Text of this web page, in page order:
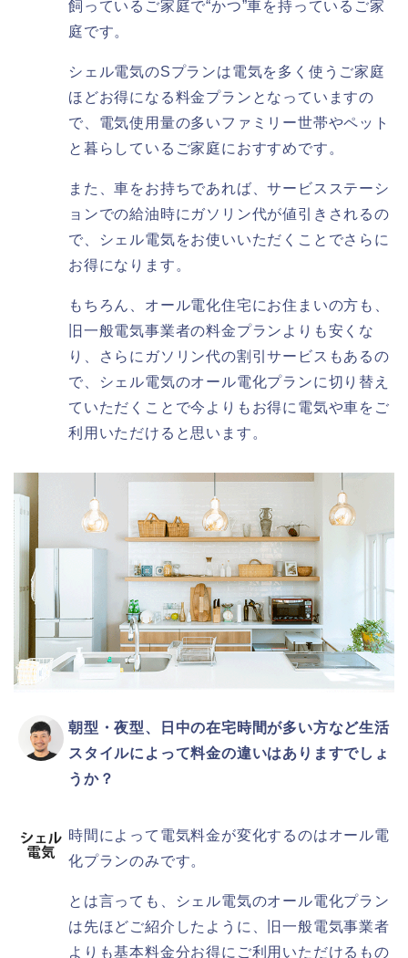
飼っているご家庭で“かつ”車を持っているご家
庭です。
シェル電気のSプランは電気を多く使うご家庭
ほどお得になる料金プランとなっていますの
で、電気使用量の多いファミリー世帯やペット
と暮らしているご家庭におすすめです。
また、車をお持ちであれば、サービスステーシ
ョンでの給油時にガソリン代が値引きされるの
で、シェル電気をお使いいただくことでさらに
お得になります。
もちろん、オール電化住宅にお住まいの方も、
旧一般電気事業者の料金プランよりも安くな
り、さらにガソリン代の割引サービスもあるの
で、シェル電気のオール電化プランに切り替え
ていただくことで今よりもお得に電気や車をご
利用いただけると思います。
朝型・夜型、日中の在宅時間が多い方など生活
スタイルによって料金の違いはありますでしょ
うか？
時間によって電気料金が変化するのはオール電
化プランのみです。
とは言っても、シェル電気のオール電化プラン
は先ほどご紹介したように、旧一般電気事業者
よりも基本料金分お得にご利用いただけるもの